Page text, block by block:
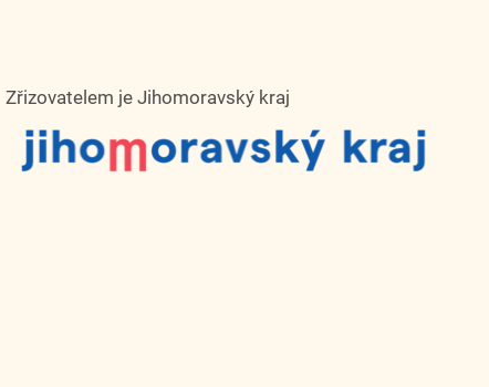
Zřizovatelem je Jihomoravský kraj